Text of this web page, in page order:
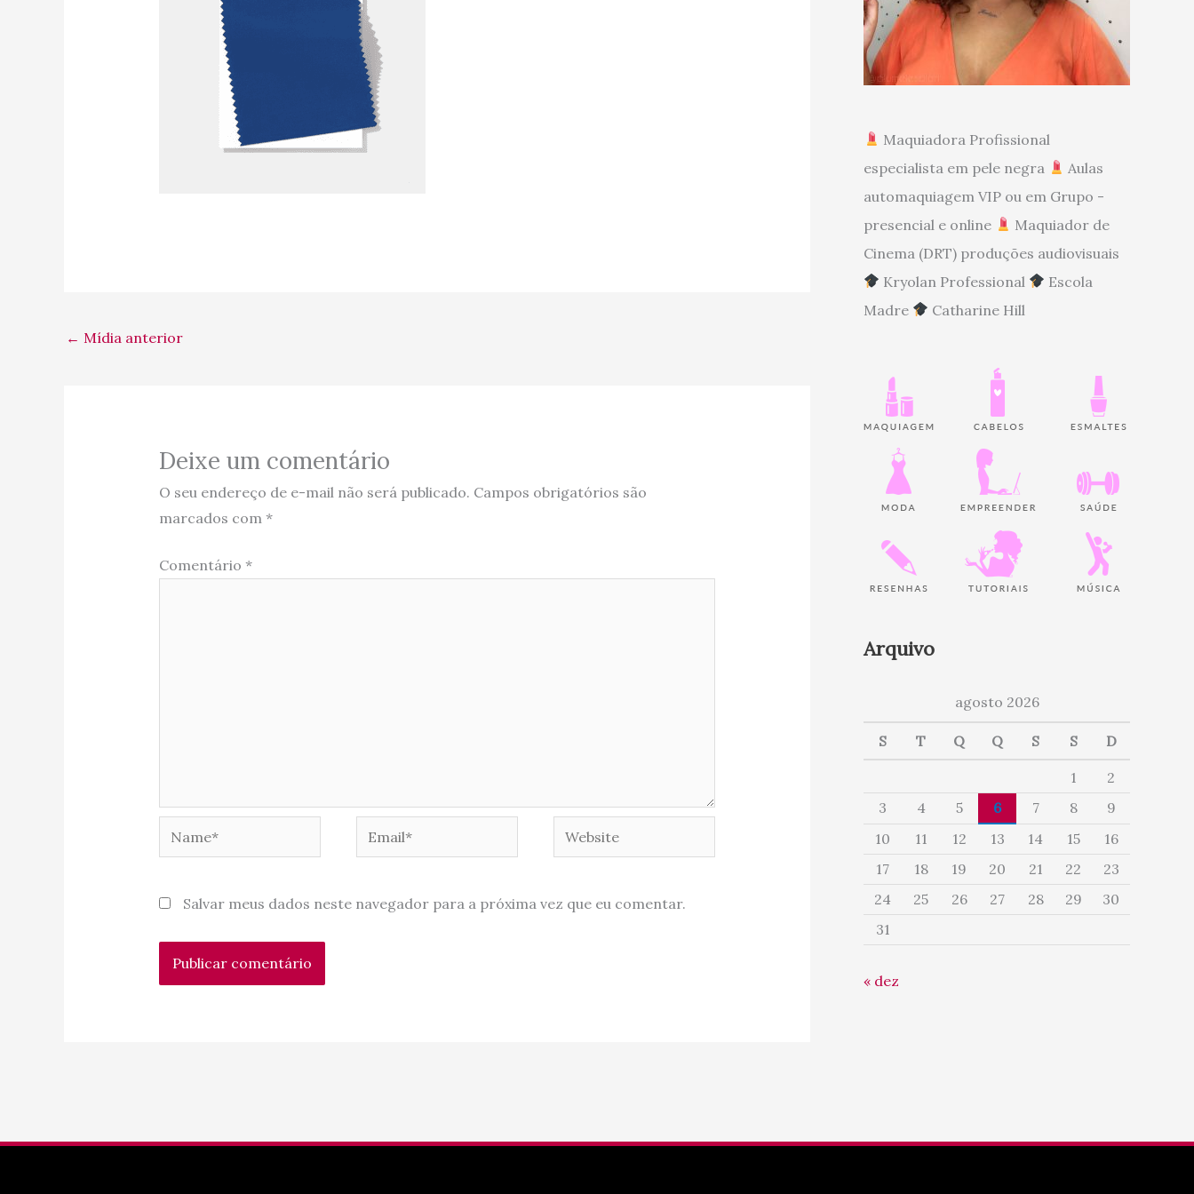
← Mídia anterior
Deixe um comentário
O seu endereço de e-mail não será publicado. Campos obrigatórios são
marcados com *
Comentário *
Website
Salvar meus dados neste navegador para a próxima vez que eu comentar.
Maquiadora Profissional
especialista em pele negra
Aulas
automaquiagem VIP ou em Grupo -
presencial e online
Maquiador de
Cinema (DRT) produções audiovisuais
Kryolan Professional
Escola
Madre
Catharine Hill
Arquivo
agosto 2026
S T Q Q S S D
1
2
3
4 5 6 7 8
9
10
11 12 13 14 15
16
17
18 19 20 21 22
23
24
25 26 27 28 29
30
31
« dez